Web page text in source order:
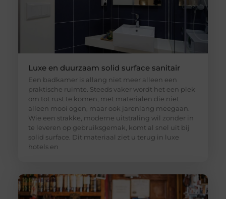
Luxe en duurzaam solid surface sanitair
Een badkamer is allang niet meer alleen een
praktische ruimte. Steeds vaker wordt het een plek
om tot rust te komen, met materialen die niet
alleen mooi ogen, maar ook jarenlang meegaan.
Wie een strakke, moderne uitstraling wil zonder in
te leveren op gebruiksgemak, komt al snel uit bij
solid surface. Dit materiaal ziet u terug in luxe
hotels en